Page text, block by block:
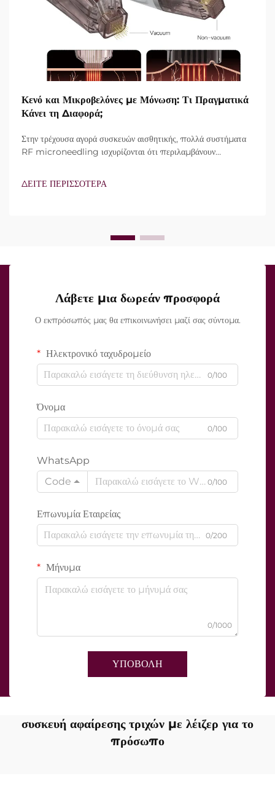
Κενό και Μικροβελόνες με Μόνωση: Τι Πραγματικά
Κάνει τη Διαφορά;
Στην τρέχουσα αγορά συσκευών αισθητικής, πολλά συστήματα
RF microneedling ισχυρίζονται ότι περιλαμβάνουν
χαρακτηριστικά υπάρχουν, αλλά πώς λειτουργούν ακριβώς κατά
ΔΕΙΤΕ ΠΕΡΙΣΣΟΤΕΡΑ
Λάβετε μια δωρεάν προσφορά
Ο εκπρόσωπός μας θα επικοινωνήσει μαζί σας σύντομα.
Ηλεκτρονικό ταχυδρομείο
0/100
Όνομα
0/100
WhatsApp
Code
0/100
Επωνυμία Εταιρείας
0/200
Μήνυμα
0/1000
ΥΠΟΒΟΛΗ
συσκευή αφαίρεσης τριχών με λέιζερ για το
πρόσωπο